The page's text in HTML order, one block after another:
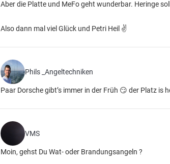
Aber die Platte und MeFo geht wunderbar. Heringe
Also dann mal viel Glück und Petri Heil ✌️
Phils _Angeltechniken
Paar Dorsche gibt’s immer in der Früh 😏 der Platz is
VMS
Moin, gehst Du Wat- oder Brandungsangeln ?